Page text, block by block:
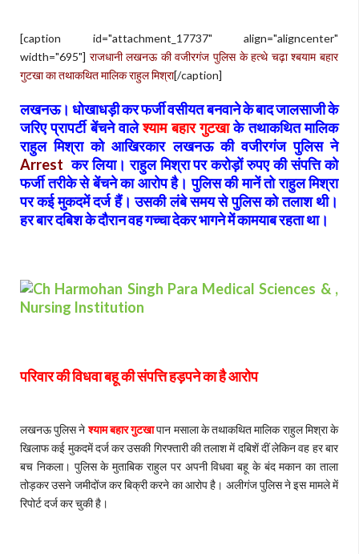
[caption id="attachment_17737" align="aligncenter"
width="695"] राजधानी लखनऊ की वजीरगंज पुलिस के हत्थे चढ़ा श्बयाम बहार
गुटखा का तथाकथित मालिक राहुल मिश्रा[/caption]
लखनऊ। धोखाधड़ी कर फर्जी वसीयत बनवाने के बाद जालसाजी के
जरिए प्रापर्टी बेंचने वालेश्याम बहार गुटखाके तथाकथित मालिक
राहुल मिश्रा को आखिरकार लखनऊ की वजीरगंज पुलिस ने
Arrest कर लिया। राहुल मिश्रा पर करोड़ों रुपए की संपत्ति को
फर्जी तरीके से बेंचने का आरोप है। पुलिस की मानें तो राहुल मिश्रा
पर कई मुकदमें दर्ज हैं। उसकी लंबे समय से पुलिस को तलाश थी।
हर बार दबिश के दौरान वह गच्चा देकर भागने में कामयाब रहता था।
परिवार की विधवा बहू की संपत्ति हड़पने का है आरोप
लखनऊ पुलिस नेश्याम बहार गुटखापान मसाला के तथाकथित मालिक राहुल मिश्रा के
खिलाफ कई मुकदमें दर्ज कर उसकी गिरफ्तारी की तलाश में दबिशें दीं लेकिन वह हर बार
बच निकला। पुलिस के मुताबिक राहुल पर अपनी विधवा बहू के बंद मकान का ताला
तोड़कर उसने जमीदोंज कर बिक्री करने का आरोप है। अलीगंज पुलिस ने इस मामले में
रिपोर्ट दर्ज कर चुकी है।